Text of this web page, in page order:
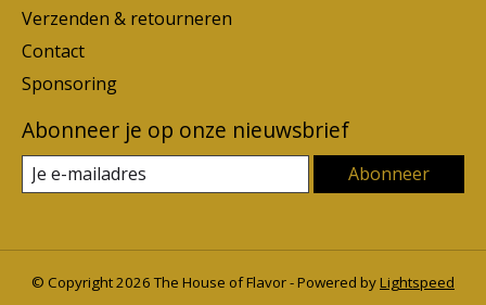
Verzenden & retourneren
Contact
Sponsoring
Abonneer je op onze nieuwsbrief
Abonneer
© Copyright 2026 The House of Flavor - Powered byLightspeed